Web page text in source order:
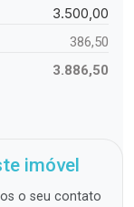
3.500,00
386,50
3.886,50
imóvel
o seu contato